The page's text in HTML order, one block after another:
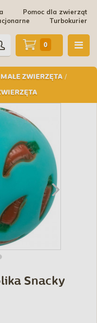
Pomoc dla zwierząt
Turbokurier
ZWIERZĘTA /
0
Snacky